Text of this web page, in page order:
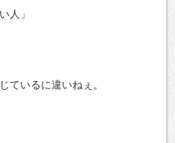
人」
ているに違いねぇ。